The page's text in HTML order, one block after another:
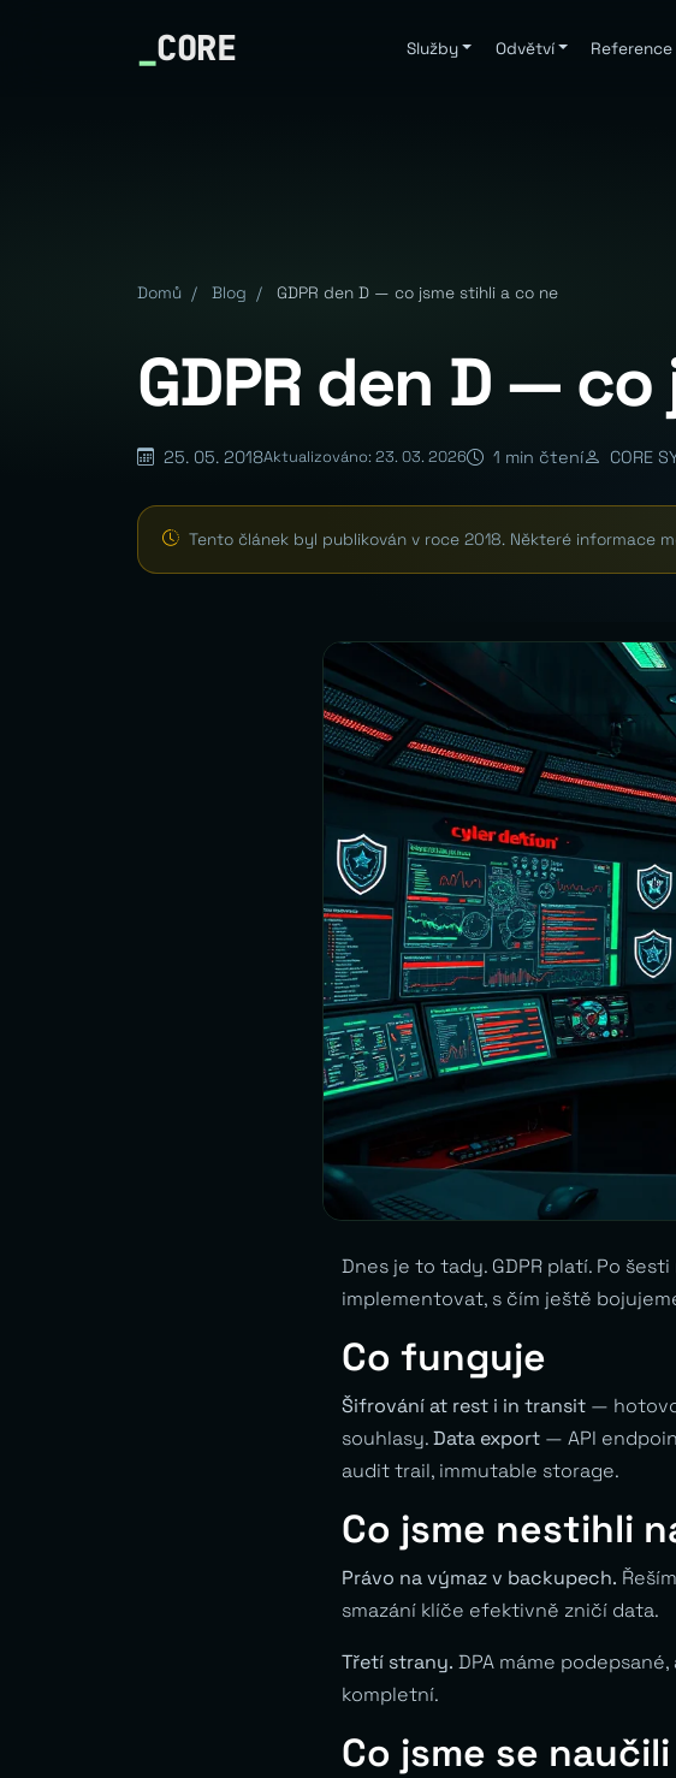
_CORE Služby Odvětví Reference
Domů / Blog / GDPR den D — co jsme stihli a co ne
GDPR den D —
25. 05. 2018Aktualizováno: 23. 03. 2026 1 min čtení CORE
Tento článek byl publikován v roce 2018. Některé informace
Dnes je to tady. GDPR platí. Po
implementovat, s čím ještě
Co funguje
Šifrování at rest i in transit — hotovo
souhlasy.Data export — API
audit trail, immutable storage.
Co jsme nestihli
Právo na výmaz v backupech.
smazání klíče efektivně zničí data.
Třetí strany. DPA máme
kompletní.
Co jsme se naučili